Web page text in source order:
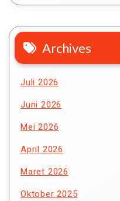
Archives
Juli 2026
Juni 2026
Mei 2026
April 2026
Maret 2026
Oktober 2025